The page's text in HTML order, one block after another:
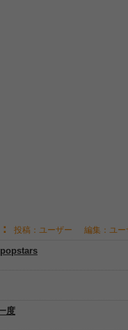
投稿：ユーザー 編集：ユー
度